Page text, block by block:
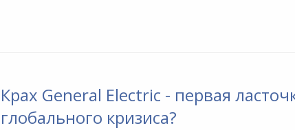
Крах General Electric - первая
глобального кризиса?